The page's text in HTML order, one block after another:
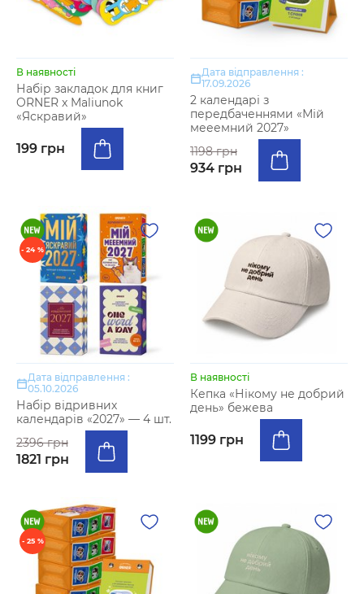
В наявності
Набір закладок для книг
ORNER x Maliunok
«Яскравий»
199 грн
Дата відправлення :
17.09.2026
2 календарі з
передбаченнями «Мій
мееемний 2027»
1198 грн
934 грн
- 24 %
Дата відправлення :
05.10.2026
Набір відривних
календарів «2027» — 4 шт.
2396 грн
1821 грн
В наявності
Кепка «Нікому не добрий
день» бежева
1199 грн
- 25 %